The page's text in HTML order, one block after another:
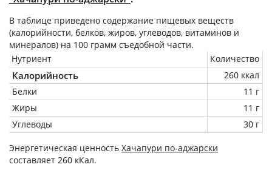
В таблице приведено содержание пищевых веществ
(калорийности, белков, жиров, углеводов, витаминов и
минералов) на 100 грамм съедобной части.
Нутриент
Количество
Калорийность
260 ккал
Белки
11 г
Жиры
11 г
Углеводы
30 г
Энергетическая ценность Хачапури по-аджарски
составляет 260 кКал.